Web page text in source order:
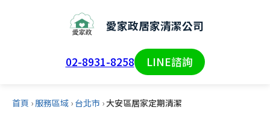
愛家政居家清潔公司
02-8931-8258 LINE諮詢
首頁 › 服務區域 › 台北市 ›大安區居家定期清潔